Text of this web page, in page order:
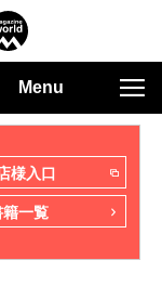
Menu
様入口
籍一覧